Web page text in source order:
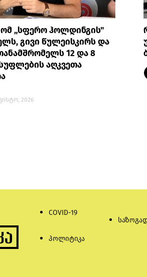
„სფერო ჰოლდინგის"
გივი წულეისკირს და
12 და 8
აღკვეთა
2026
COVID-19
პოლიტიკა